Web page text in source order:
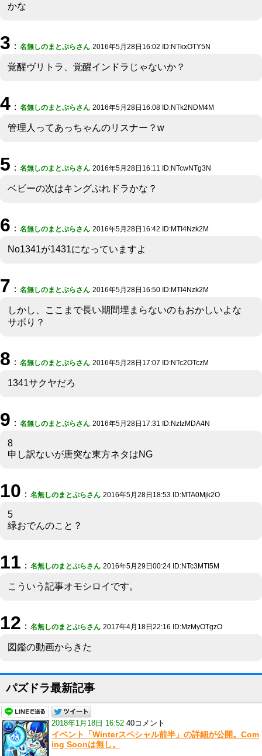
かな
3 ： 名無しのまとぷらさん 2016年5月28日16:02 ID:NTkxOTY5N
覚醒ヴリトラ、覚醒インドラじゃないか？
4 ： 名無しのまとぷらさん 2016年5月28日16:08 ID:NTk2NDM4M
管理人ってあっちゃんのリスナー？w
5 ： 名無しのまとぷらさん 2016年5月28日16:11 ID:NTcwNTg3N
ベビーの次はキングぷれドラかな？
6 ： 名無しのまとぷらさん 2016年5月28日16:42 ID:MTI4Nzk2M
No1341が1431になっていますよ
7 ： 名無しのまとぷらさん 2016年5月28日16:50 ID:MTI4Nzk2M
しかし、ここまで長い期間埋まらないのもおかしいよな
サボり？
8 ： 名無しのまとぷらさん 2016年5月28日17:07 ID:NTc2OTczM
1341サクヤだろ
9 ： 名無しのまとぷらさん 2016年5月28日17:31 ID:NzIzMDA4N
8
申し訳ないが唐突な東方ネタはNG
10 ： 名無しのまとぷらさん 2016年5月28日18:53 ID:MTA0Mjk2O
5
緑おでんのこと？
11 ： 名無しのまとぷらさん 2016年5月29日00:24 ID:NTc3MTI5M
こういう記事オモシロイです。
12 ： 名無しのまとぷらさん 2017年4月18日22:16 ID:MzMyOTgzO
図鑑の動画からきた
パズドラ最新記事
2018年1月18日 16:52 40コメント
イベント「Winterスペシャル前半」の詳細が公開。Com
ing Soonは無し。